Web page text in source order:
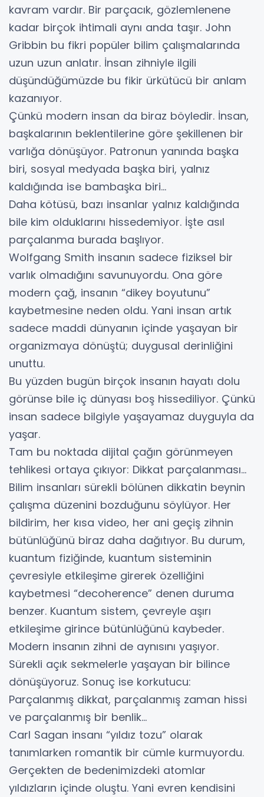
kavram vardır. Bir parçacık, gözlemlenene
kadar birçok ihtimali aynı anda taşır. John
Gribbin bu fikri popüler bilim çalışmalarında
uzun uzun anlatır. İnsan zihniyle ilgili
düşündüğümüzde bu fikir ürkütücü bir anlam
kazanıyor.
Çünkü modern insan da biraz böyledir. İnsan,
başkalarının beklentilerine göre şekillenen bir
varlığa dönüşüyor. Patronun yanında başka
biri, sosyal medyada başka biri, yalnız
kaldığında ise bambaşka biri…
Daha kötüsü, bazı insanlar yalnız kaldığında
bile kim olduklarını hissedemiyor. İşte asıl
parçalanma burada başlıyor.
Wolfgang Smith insanın sadece fiziksel bir
varlık olmadığını savunuyordu. Ona göre
modern çağ, insanın “dikey boyutunu”
kaybetmesine neden oldu. Yani insan artık
sadece maddi dünyanın içinde yaşayan bir
organizmaya dönüştü; duygusal derinliğini
unuttu.
Bu yüzden bugün birçok insanın hayatı dolu
görünse bile iç dünyası boş hissediliyor. Çünkü
insan sadece bilgiyle yaşayamaz duyguyla da
yaşar.
Tam bu noktada dijital çağın görünmeyen
tehlikesi ortaya çıkıyor: Dikkat parçalanması…
Bilim insanları sürekli bölünen dikkatin beynin
çalışma düzenini bozduğunu söylüyor. Her
bildirim, her kısa video, her ani geçiş zihnin
bütünlüğünü biraz daha dağıtıyor. Bu durum,
kuantum fiziğinde, kuantum sisteminin
çevresiyle etkileşime girerek özelliğini
kaybetmesi “decoherence” denen duruma
benzer. Kuantum sistem, çevreyle aşırı
etkileşime girince bütünlüğünü kaybeder.
Modern insanın zihni de aynısını yaşıyor.
Sürekli açık sekmelerle yaşayan bir bilince
dönüşüyoruz. Sonuç ise korkutucu:
Parçalanmış dikkat, parçalanmış zaman hissi
ve parçalanmış bir benlik…
Carl Sagan insanı “yıldız tozu” olarak
tanımlarken romantik bir cümle kurmuyordu.
Gerçekten de bedenimizdeki atomlar
yıldızların içinde oluştu. Yani evren kendisini